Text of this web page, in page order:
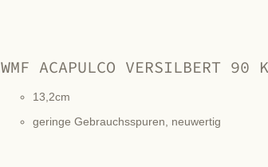
WMF ACAPULCO VERSILBERT 90
13,2cm
geringe Gebrauchsspuren, neuwertig